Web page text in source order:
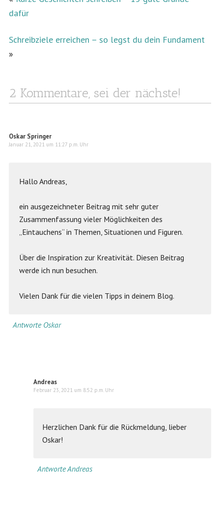
dafür
Schreibziele erreichen – so legst du dein Fundament
»
2 Kommentare, sei der nächste!
Oskar Springer
Januar 21, 2021 um 11:27 p.m. Uhr
Hallo Andreas,
ein ausgezeichneter Beitrag mit sehr guter
Zusammenfassung vieler Möglichkeiten des
„Eintauchens“ in Themen, Situationen und Figuren.
Über die Inspiration zur Kreativität. Diesen Beitrag
werde ich nun besuchen.
Vielen Dank für die vielen Tipps in deinem Blog.
Antworte Oskar
Andreas
Februar 23, 2021 um 8:52 p.m. Uhr
Herzlichen Dank für die Rückmeldung, lieber
Oskar!
Antworte Andreas